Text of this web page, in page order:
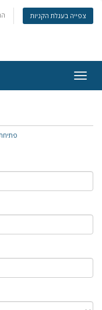
צפייה בעגלת הקניות
ניווט